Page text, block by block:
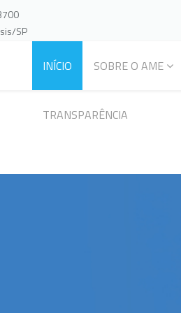
SP
INÍCIO SOBRE O AME
TRANSPARÊNCIA